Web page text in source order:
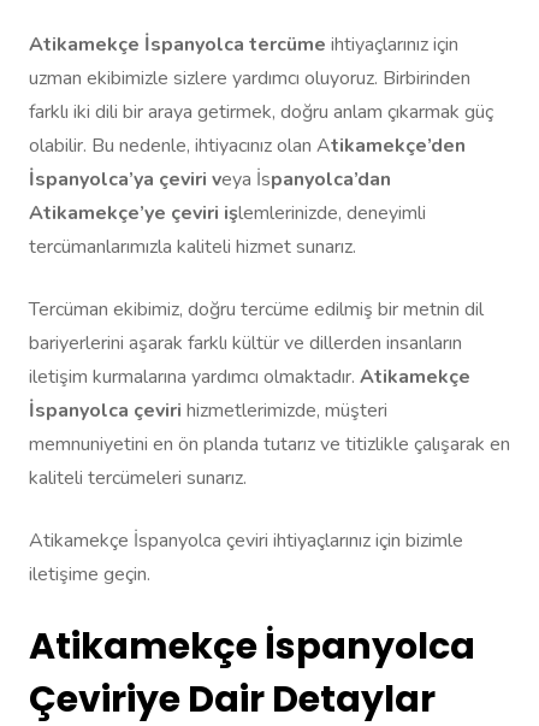
Atikamekçe İspanyolca tercüme ihtiyaçlarınız için
uzman ekibimizle sizlere yardımcı oluyoruz. Birbirinden
farklı iki dili bir araya getirmek, doğru anlam çıkarmak güç
olabilir. Bu nedenle, ihtiyacınız olan Atikamekçe’den
İspanyolca’ya çeviri veya İspanyolca’dan
Atikamekçe’ye çeviri işlemlerinizde, deneyimli
tercümanlarımızla kaliteli hizmet sunarız.
Tercüman ekibimiz, doğru tercüme edilmiş bir metnin dil
bariyerlerini aşarak farklı kültür ve dillerden insanların
iletişim kurmalarına yardımcı olmaktadır. Atikamekçe
İspanyolca çeviri hizmetlerimizde, müşteri
memnuniyetini en ön planda tutarız ve titizlikle çalışarak en
kaliteli tercümeleri sunarız.
Atikamekçe İspanyolca çeviri ihtiyaçlarınız için bizimle
iletişime geçin.
Atikamekçe İspanyolca
Çeviriye Dair Detaylar